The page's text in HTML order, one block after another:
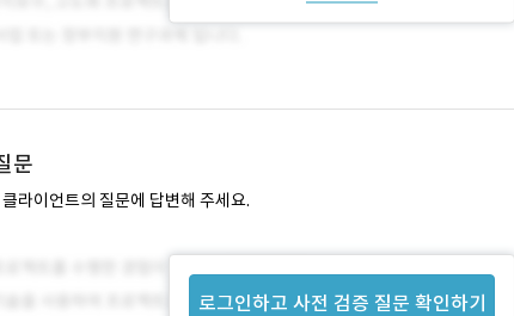
문
라이언트의 질문에 답변해 주세요.
로그인하고 사전 검증 질문 확인하기